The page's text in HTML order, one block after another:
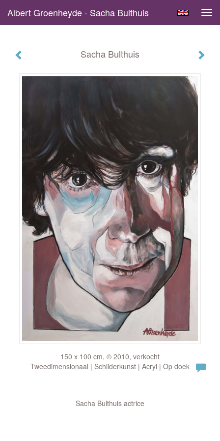
Albert Groenheyde - Sacha Bulthuis
Sacha Bulthuis
150 x 100 cm, © 2010, verkocht
Tweedimensionaal | Schilderkunst | Acryl | Op doek
Sacha Bulthuis actrice